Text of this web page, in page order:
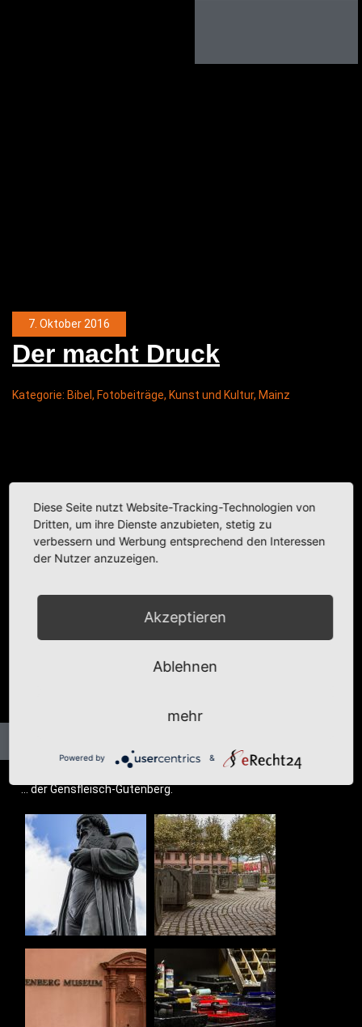
7. Oktober 2016
Der macht Druck
Kategorie: Bibel, Fotobeiträge, Kunst und Kultur, Mainz
… der Gensfleisch-Gutenberg.
Diese Seite nutzt Website-Tracking-Technologien von
Dritten, um ihre Dienste anzubieten, stetig zu
verbessern und Werbung entsprechend den Interessen
der Nutzer anzuzeigen.
Akzeptieren
Ablehnen
mehr
Powered by &